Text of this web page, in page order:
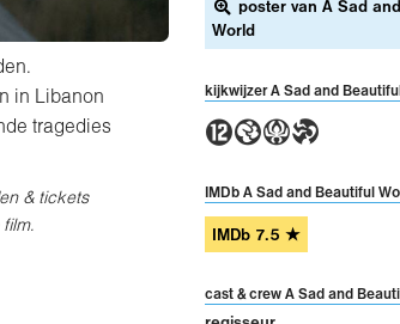
in Libanon
tragedies
& tickets
poster van A Sad
World
kijkwijzer A Sad and
4GAT
IMDb A Sad and Beautiful
IMDb 7.5 ★
cast & crew A Sad and